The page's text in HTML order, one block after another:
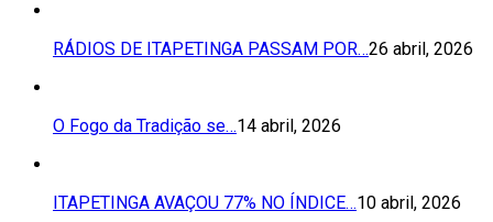
RÁDIOS DE ITAPETINGA PASSAM POR…26 abril, 2026
O Fogo da Tradição se…14 abril, 2026
ITAPETINGA AVAÇOU 77% NO ÍNDICE…10 abril, 2026